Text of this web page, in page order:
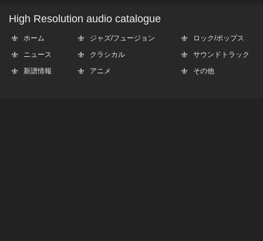
High Resolution audio catalogue
ホーム
ニュース
新譜情報
ジャズ/フュージョン
クラシカル
アニメ
ロック/ポップス
サウンドトラック
その他